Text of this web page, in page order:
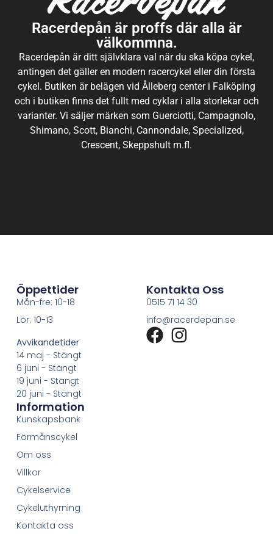
Racerdepån är proffs där alla är
välkommna.
Racerdepån är ditt självklara val när du ska köpa cykel,
antingen det gäller en modern racercykel eller din första
cykel. Butiken är belägen vid Ålleberg center i Falköping
och i butiken finns det fullt med cyklar i alla storlekar och
varianter. Vi säljer märken som Guerciotti, Campagnolo,
Shimano, Scott, Bianchi, Cannondale, Specialized,
Crescent, Skeppshult m.fl.
Öppettider
Mån-fre: 10-18
Lör: 10-13
Avvikandetider
14 maj - Stängt
6 juni - Stängt
19 juni - Stängt
20 juni - Stängt
Kontakta Oss
0515 71 14 30
info@racerdepan.se
Information
Kunskapsbank
Förmånscykel
Om oss
Villkor
Cykelservice
Cykeluthyrning
Kontakta oss